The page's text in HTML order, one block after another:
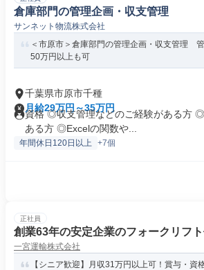
倉庫部門の管理企画・収支管理
サンネット物流株式会社
＜市原市＞倉庫部門の管理企画・収支管理
50万円以上も可
千葉県市原市千種
月給29万円～35万円
資格 ◎収支管理などのご経験がある方
ある方 ◎Excelの関数や...
年間休日120日以上 +7個
正社員
創業63年の安定企業のフォークリフ
一宮運輸株式会社
【シニア歓迎】月収31万円以上可！賞与・資